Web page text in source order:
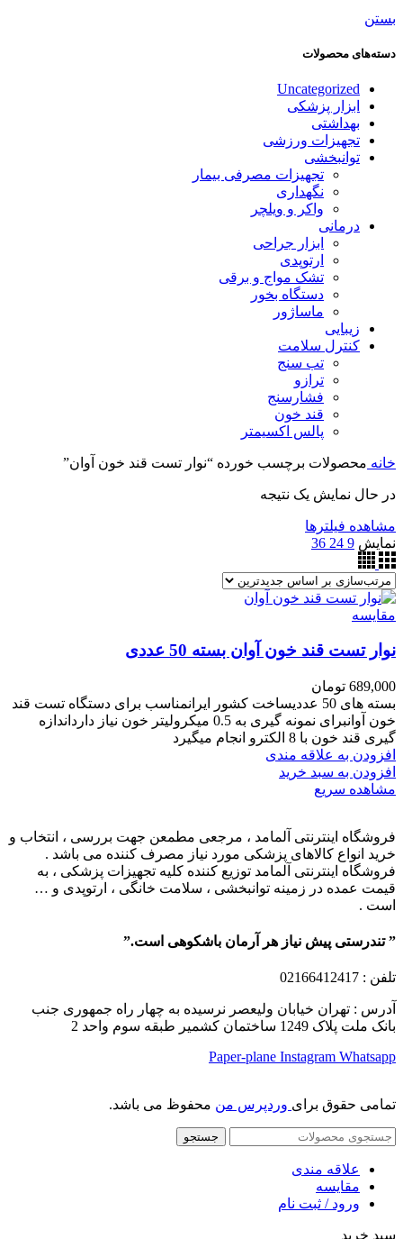
بستن
دسته‌های محصولات
Uncategorized
ابزار پزشکی
بهداشتی
تجهیزات ورزشی
توانبخشی
تجهیزات مصرفی بیمار
نگهداری
واکر و ویلچر
درمانی
ابزار جراحی
ارتوپدی
تشک مواج و برقی
دستگاه بخور
ماساژور
زیبایی
کنترل سلامت
تب سنج
ترازو
فشارسنج
قند خون
پالس اکسیمتر
خانه محصولات برچسب خورده “نوار تست قند خون آوان”
در حال نمایش یک نتیجه
مشاهده فیلترها
نمایش 9
24
36
مقایسه
نوار تست قند خون آوان بسته 50 عددی
689,000 تومان
بسته های 50 عددیساخت کشور ایرانمناسب برای دستگاه تست قند
خون آوانبرای نمونه گیری به 0.5 میکرولیتر خون نیاز دارداندازه
گیری قند خون با 8 الکترو انجام میگیرد
افزودن به علاقه مندی
افزودن به سبد خرید
مشاهده سریع
فروشگاه اینترنتی آلمامد ، مرجعی مطمعن جهت بررسی ، انتخاب و
خرید انواع کالاهای پزشکی مورد نیاز مصرف کننده می باشد .
فروشگاه اینترنتی آلمامد توزیع کننده کلیه تجهیزات پزشکی ، به
قیمت عمده در زمینه توانبخشی ، سلامت خانگی ، ارتوپدی و …
است .
” تندرستی پیش نیاز هر آرمان باشکوهی است.”
تلفن : 02166412417
آدرس : تهران خیابان ولیعصر نرسیده به چهار راه جمهوری جنب
بانک ملت پلاک 1249 ساختمان کشمیر طبقه سوم واحد 2
Paper-plane Instagram Whatsapp
تمامی حقوق برای وردپرس من محفوظ می باشد.
جستجو
علاقه مندی
مقایسه
ورود / ثبت نام
سبد خرید